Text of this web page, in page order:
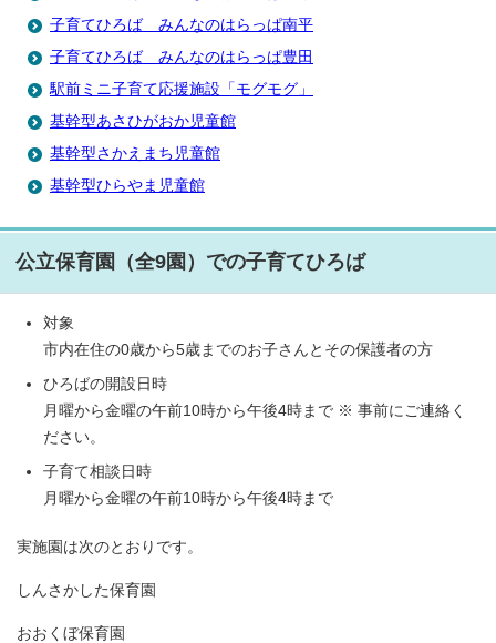
子育てひろば みんなのはらっぱ南平
子育てひろば みんなのはらっぱ豊田
駅前ミニ子育て応援施設「モグモグ」
基幹型あさひがおか児童館
基幹型さかえまち児童館
基幹型ひらやま児童館
公立保育園（全9園）での子育てひろば
対象
市内在住の0歳から5歳までのお子さんとその保護者の方
ひろばの開設日時
月曜から金曜の午前10時から午後4時まで ※ 事前にご連絡く
ださい。
子育て相談日時
月曜から金曜の午前10時から午後4時まで
実施園は次のとおりです。
しんさかした保育園
おおくぼ保育園